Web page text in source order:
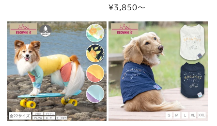
通
常
価
格
¥3,850〜